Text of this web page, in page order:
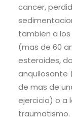
cancer,
tambien a
(mas de 60
esteroides,
anquilosante
de mas de
ejercicio) o a
traumatismo.